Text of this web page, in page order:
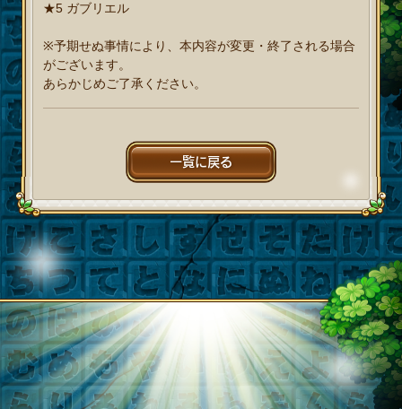
★5 ガブリエル
※予期せぬ事情により、本内容が変更・終了される場合
がございます。
あらかじめご了承ください。
一覧に戻る